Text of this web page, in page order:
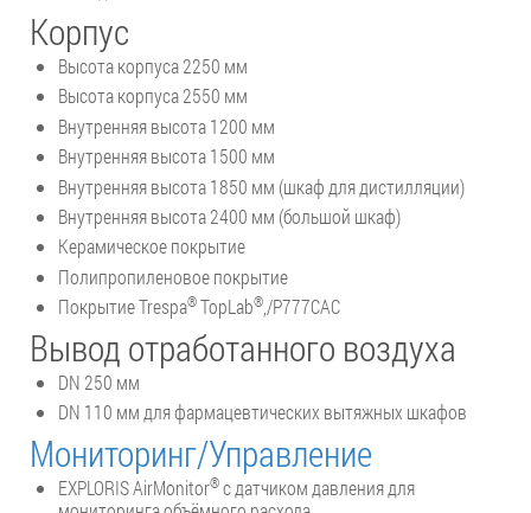
Корпус
Высота корпуса 2250 мм
Высота корпуса 2550 мм
Внутренняя высота 1200 мм
Внутренняя высота 1500 мм
Внутренняя высота 1850 мм (шкаф для дистилляции)
Внутренняя высота 2400 мм (большой шкаф)
Керамическое покрытие
Полипропиленовое покрытие
Покрытие Trespa®TopLab®,/P777CAC
Вывод отработанного воздуха
DN 250 мм
DN 110 мм для фармацевтических вытяжных шкафов
Мониторинг/Управление
EXPLORIS AirMonitor®с датчиком давления для